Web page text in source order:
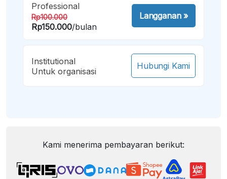
Professional
Rp100.000
Rp150.000/bulan
Langganan»
Institutional
Untuk organisasi
Hubungi Kami
Kami menerima pembayaran berikut: